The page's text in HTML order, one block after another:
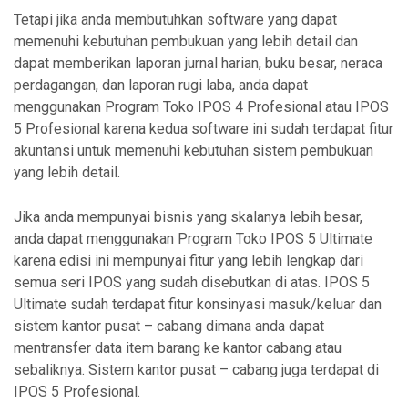
Tetapi jika anda membutuhkan software yang dapat
memenuhi kebutuhan pembukuan yang lebih detail dan
dapat memberikan laporan jurnal harian, buku besar, neraca
perdagangan, dan laporan rugi laba, anda dapat
menggunakan Program Toko IPOS 4 Profesional atau IPOS
5 Profesional karena kedua software ini sudah terdapat fitur
akuntansi untuk memenuhi kebutuhan sistem pembukuan
yang lebih detail.
Jika anda mempunyai bisnis yang skalanya lebih besar,
anda dapat menggunakan Program Toko IPOS 5 Ultimate
karena edisi ini mempunyai fitur yang lebih lengkap dari
semua seri IPOS yang sudah disebutkan di atas. IPOS 5
Ultimate sudah terdapat fitur konsinyasi masuk/keluar dan
sistem kantor pusat – cabang dimana anda dapat
mentransfer data item barang ke kantor cabang atau
sebaliknya. Sistem kantor pusat – cabang juga terdapat di
IPOS 5 Profesional.